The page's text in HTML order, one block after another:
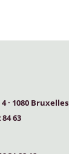
4· 1080 Bruxelles
63